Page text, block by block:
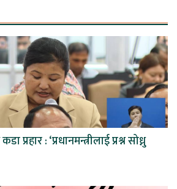
प्रहार : ‘प्रधानमन्त्रीलाई प्रश्न सोध्नु